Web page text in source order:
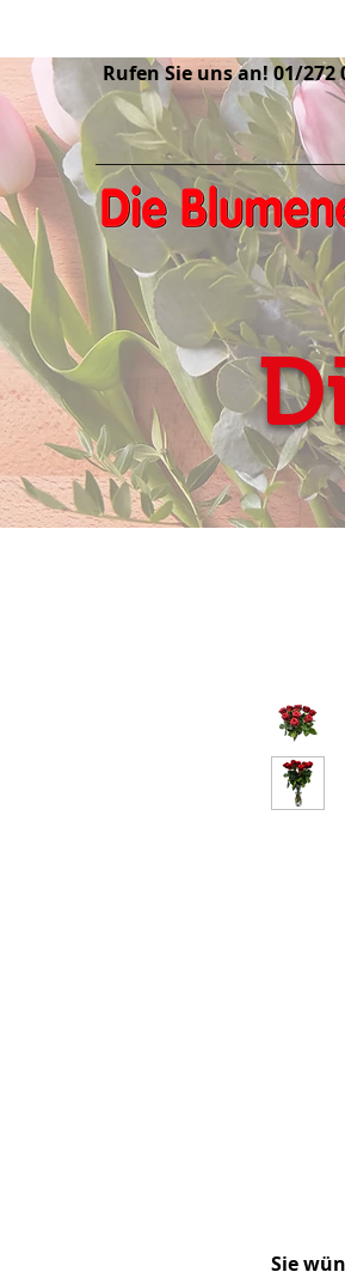
Rufen Sie uns an! 01/272
Sie